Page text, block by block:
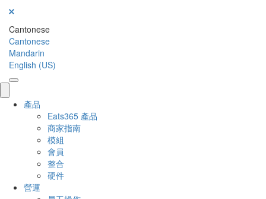
Cantonese
Cantonese
Mandarin
English (US)
產品
Eats365 產品
商家指南
模組
會員
整合
硬件
營運